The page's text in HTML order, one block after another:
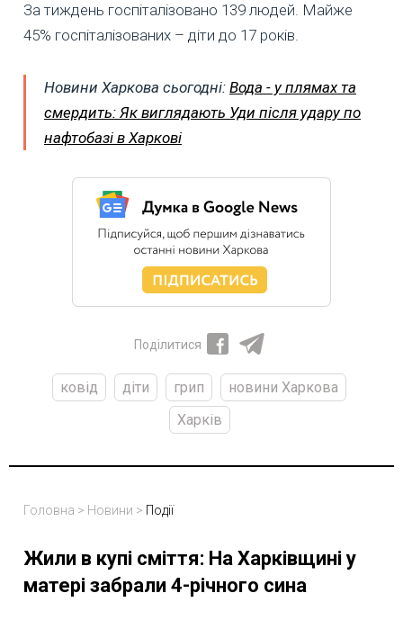
За тиждень госпіталізовано 139 людей. Майже
45% госпіталізованих – діти до 17 років.
Новини Харкова сьогодні: Вода - у плямах та
смердить: Як виглядають Уди після удару по
нафтобазі в Харкові
Поділитися
ковід діти грип
новини Харкова
Харків
Головна > Новини > Події
Жили в купі сміття: На Харківщині у
матері забрали 4-річного сина